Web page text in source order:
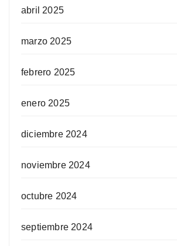
abril 2025
marzo 2025
febrero 2025
enero 2025
diciembre 2024
noviembre 2024
octubre 2024
septiembre 2024